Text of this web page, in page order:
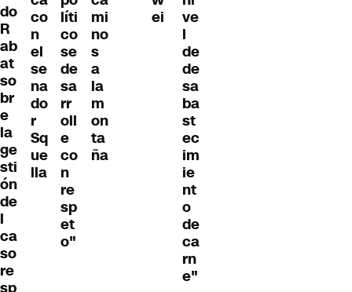
do
R
ab
at
so
br
e
la
ge
sti
ón
de
l
ca
so
re
co
n
el
se
na
do
r
Sq
ue
lla
líti
co
se
de
sa
rr
oll
e
co
n
re
sp
et
o"
mi
no
s
a
la
m
on
ta
ña
ei
ve
l
de
de
sa
ba
st
ec
im
ie
nt
o
de
ca
rn
e"